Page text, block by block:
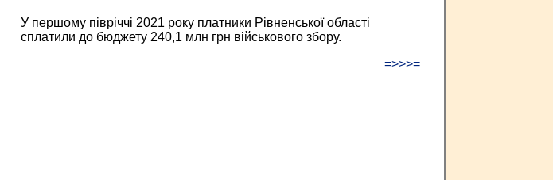
У першому півріччі 2021 року платники Рівненської області
сплатили до бюджету 240,1 млн грн військового збору.
=>>>=